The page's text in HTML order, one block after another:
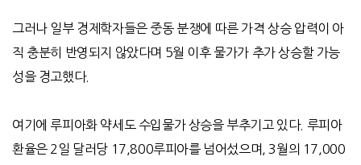
그러나 일부 경제학자들은 중동 분쟁에 따른 가격 상승 압력이 아
직 충분히 반영되지 않았다며 5월 이후 물가가 추가 상승할 가능
성을 경고했다.
여기에 루피아화 약세도 수입물가 상승을 부추기고 있다. 루피아
환율은 2일 달러당 17,800루피아를 넘어섰으며 , 3월의 17,000